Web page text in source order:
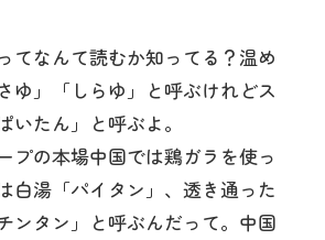
てなんて読むか知ってる？温め
ゆ」「しらゆ」と呼ぶけれどス
いたん」と呼ぶよ。
プの本場中国では鶏ガラを使っ
白湯「パイタン」、透き通った
ンタン」と呼ぶんだって。中国